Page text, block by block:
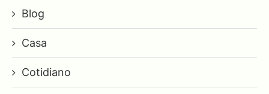
Blog
Casa
Cotidiano